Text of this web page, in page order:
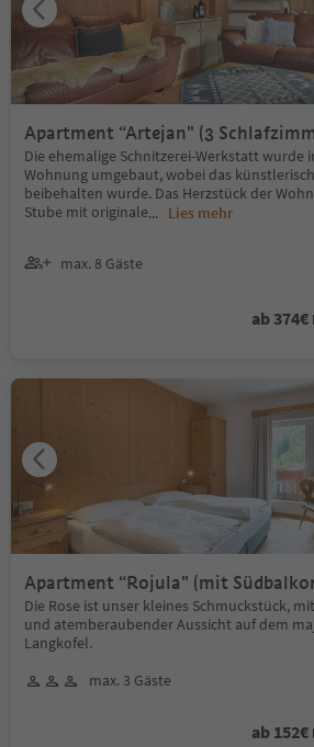
Apartment “Artejan" (3
Die ehemalige Schnitzerei-Werkstatt wurde
Wohnung umgebaut, wobei das
beibehalten wurde. Das Herzstück der
Stube mit originale... Lies mehr
max. 8 Gäste
ab 374€
Apartment “Rojula" (mit
Die Rose ist unser kleines Schmuckstück,
und atemberaubender Aussicht auf dem
Langkofel.
max. 3 Gäste
ab 152€